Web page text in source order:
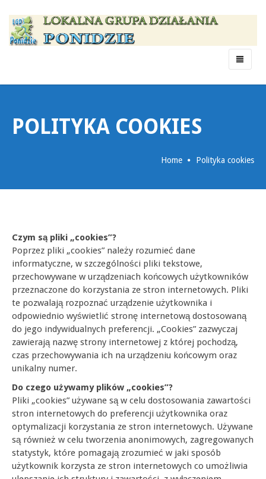
Menu
POLITYKA COOKIES
Home Polityka cookies
Czym są pliki „cookies”?
Poprzez pliki „cookies” należy rozumieć dane
informatyczne, w szczególności pliki tekstowe,
przechowywane w urządzeniach końcowych użytkowników
przeznaczone do korzystania ze stron internetowych. Pliki
te pozwalają rozpoznać urządzenie użytkownika i
odpowiednio wyświetlić stronę internetową dostosowaną
do jego indywidualnych preferencji. „Cookies” zazwyczaj
zawierają nazwę strony internetowej z której pochodzą,
czas przechowywania ich na urządzeniu końcowym oraz
unikalny numer.
Do czego używamy plików „cookies”?
Pliki „cookies” używane są w celu dostosowania zawartości
stron internetowych do preferencji użytkownika oraz
optymalizacji korzystania ze stron internetowych. Używane
są również w celu tworzenia anonimowych, zagregowanych
statystyk, które pomagają zrozumieć w jaki sposób
użytkownik korzysta ze stron internetowych co umożliwia